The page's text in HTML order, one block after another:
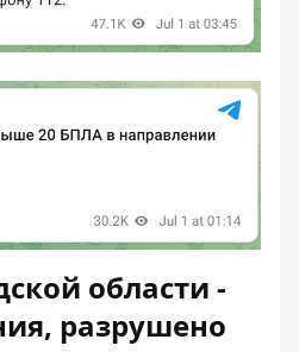
области -
разрушено